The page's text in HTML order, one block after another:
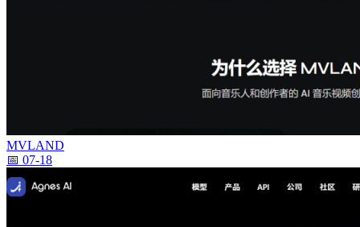
MVLAND
📅 07-18